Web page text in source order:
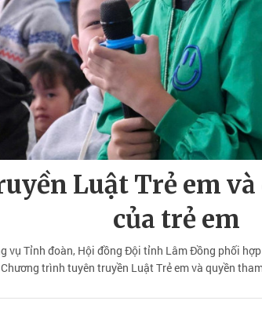
Luật Trẻ em
của trẻ em
vụ Tỉnh đoàn, Hội đồng Đội tỉnh Lâm Đồng phối
trình tuyên truyền Luật Trẻ em và quyền